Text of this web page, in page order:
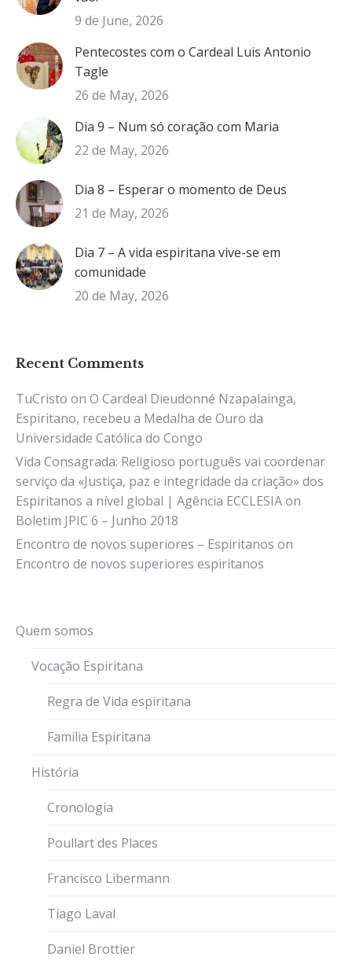
9 de June, 2026
Pentecostes com o Cardeal Luis Antonio
Tagle
26 de May, 2026
Dia 9 – Num só coração com Maria
22 de May, 2026
Dia 8 – Esperar o momento de Deus
21 de May, 2026
Dia 7 – A vida espiritana vive-se em
comunidade
20 de May, 2026
Recent Comments
TuCristo on O Cardeal Dieudonné Nzapalainga,
Espiritano, recebeu a Medalha de Ouro da
Universidade Católica do Congo
Vida Consagrada: Religioso português vai coordenar
serviço da «Justiça, paz e integridade da criação» dos
Espiritanos a nível global | Agência ECCLESIAon
Boletim JPIC 6 – Junho 2018
Encontro de novos superiores – Espiritanos on
Encontro de novos superiores espiritanos
Quem somos
Vocação Espiritana
Regra de Vida espiritana
Família Espiritana
História
Cronologia
Poullart des Places
Francisco Libermann
Tiago Laval
Daniel Brottier